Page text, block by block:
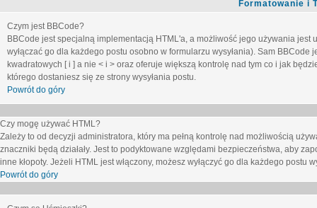
Formatowanie i
Czym jest BBCode?
BBCode jest specjalną implementacją HTML'a, a możliwość jego używania
wyłączać go dla każdego postu osobno w formularzu wysyłania). Sam
kwadratowych [ i ] a nie < i > oraz oferuje większą kontrolę nad tym co i jak
którego dostaniesz się ze strony wysyłania postu.
Powrót do góry
Czy mogę używać HTML?
Zależy to od decyzji administratora, który ma pełną kontrolę nad możliwością
znaczniki będą działały. Jest to podyktowane względami bezpieczeństwa, aby
inne kłopoty. Jeżeli HTML jest włączony, możesz wyłączyć go dla każdego
Powrót do góry